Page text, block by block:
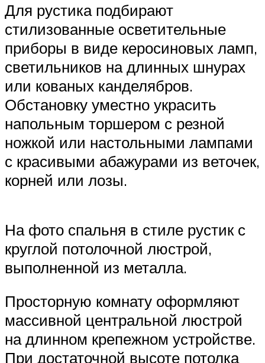
Для рустика подбирают
стилизованные осветительные
приборы в виде керосиновых ламп,
светильников на длинных шнурах
или кованых канделябров.
Обстановку уместно украсить
напольным торшером с резной
ножкой или настольными лампами
с красивыми абажурами из веточек,
корней или лозы.
На фото спальня в стиле рустик с
круглой потолочной люстрой,
выполненной из металла.
Просторную комнату оформляют
массивной центральной люстрой
на длинном крепежном устройстве.
При достаточной высоте потолка